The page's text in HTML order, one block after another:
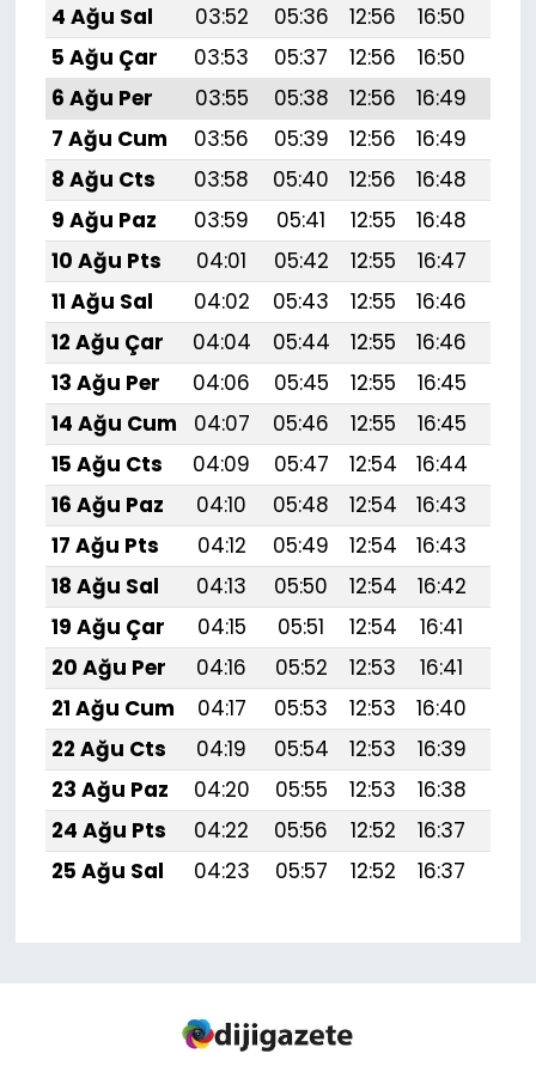
4 Ağu Sal
03:52 05:36 12:56 16:50
5 Ağu Çar
03:53 05:37 12:56 16:50
6 Ağu Per
03:55 05:38 12:56 16:49
7 Ağu Cum
03:56 05:39 12:56 16:49
8 Ağu Cts
03:58 05:40 12:56 16:48
9 Ağu Paz
03:59 05:41 12:55 16:48
10 Ağu Pts
04:01 05:42 12:55 16:47
11 Ağu Sal
04:02 05:43 12:55 16:46
12 Ağu Çar
04:04 05:44 12:55 16:46
13 Ağu Per
04:06 05:45 12:55 16:45
14 Ağu Cum
04:07 05:46 12:55 16:45
15 Ağu Cts
04:09 05:47 12:54 16:44
16 Ağu Paz
04:10 05:48 12:54 16:43
17 Ağu Pts
04:12 05:49 12:54 16:43
18 Ağu Sal
04:13 05:50 12:54 16:42
19 Ağu Çar
04:15 05:51 12:54 16:41
20 Ağu Per
04:16 05:52 12:53 16:41
21 Ağu Cum
04:17 05:53 12:53 16:40
22 Ağu Cts
04:19 05:54 12:53 16:39
23 Ağu Paz
04:20 05:55 12:53 16:38
24 Ağu Pts
04:22 05:56 12:52 16:37
25 Ağu Sal
04:23 05:57 12:52 16:37